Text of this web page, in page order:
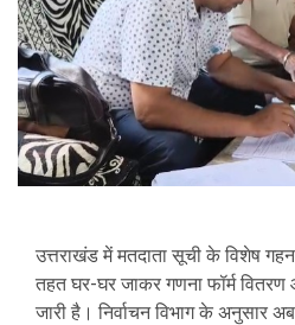
उत्तराखंड में मतदाता सूची के विशेष
तहत घर-घर जाकर गणना फॉर्म
जारी है। निर्वाचन विभाग के